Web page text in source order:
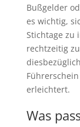
Bußgelder
es wichtig,
Stichtage zu
rechtzeitig
erleichtert.
Was